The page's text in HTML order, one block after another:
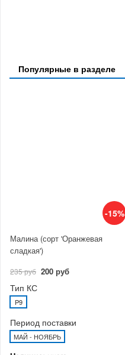
Популярные в разделе
-15%
Малина (сорт 'Оранжевая
сладкая')
235 руб 200 руб
Тип КС
P9
Период поставки
МАЙ - НОЯБРЬ